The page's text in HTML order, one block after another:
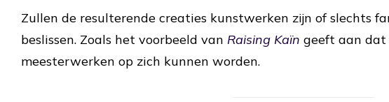
Zullen de resulterende creaties kunstwerken zijn of slechts
beslissen. Zoals het voorbeeld van Raising Kaïn geeft aan dat
meesterwerken op zich kunnen worden.